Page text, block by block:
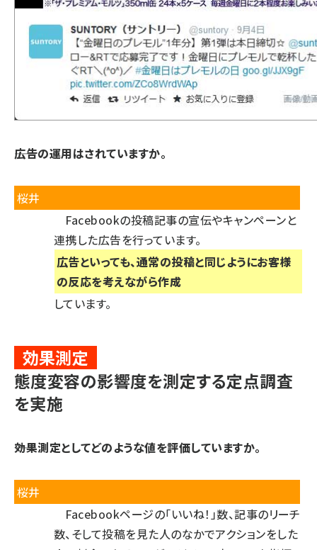
――広告の運用はされていますか。
桜井
Facebookの投稿記事の宣伝やキャンペーンと
連携した広告を行っています。
広告といっても、通常の投稿と同じようにお客様
の反応を考えながら作成
しています。
効果測定
態度変容の影響度を測定する定点調査
を実施
――効果測定としてどのような値を評価していますか。
桜井
Facebookページの「いいね！」数、記事のリーチ
数、そして投稿を見た人のなかでアクションをした